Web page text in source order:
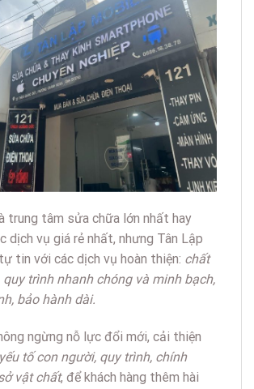
trung tâm sửa chữa lớn nhất hay
dịch vụ giá rẻ nhất, nhưng Tân Lập
tin với các dịch vụ hoàn thiện: chất
trình nhanh chóng và minh bạch,
bảo hành dài.
ngừng nỗ lực đổi mới, cải thiện
yếu tố con người, quy trình, chính
vật chất, để khách hàng thêm hài